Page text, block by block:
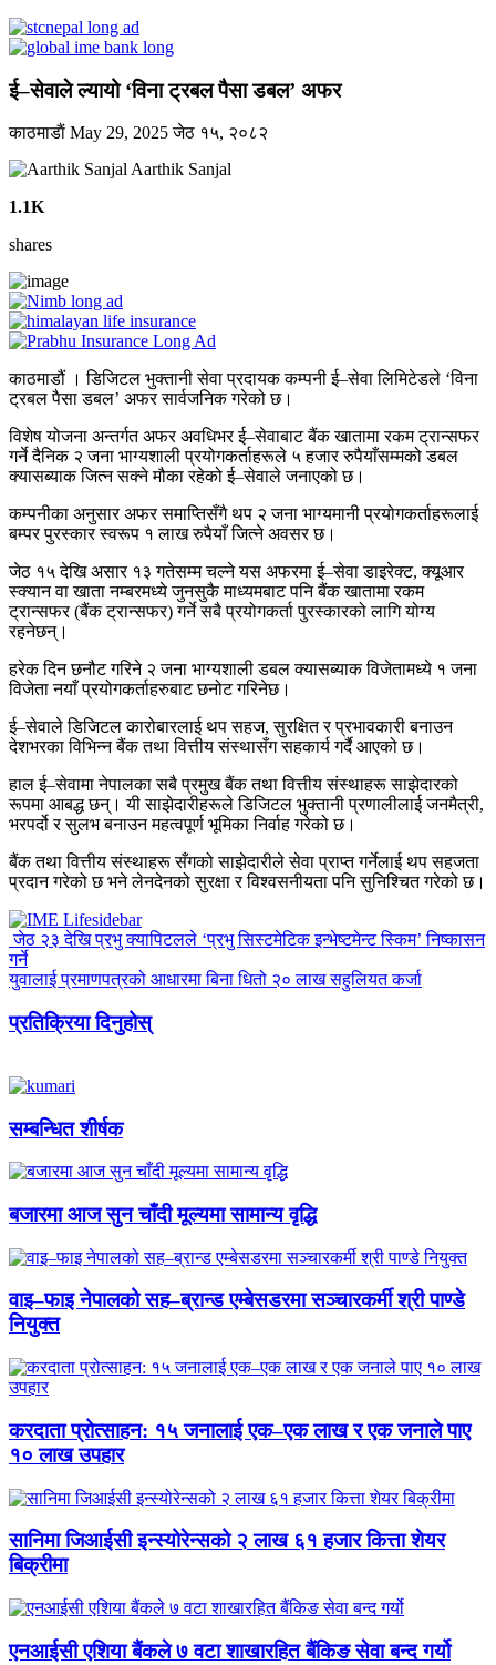
ई–सेवाले ल्यायो ‘विना ट्रबल पैसा डबल’ अफर
काठमाडाैं May 29, 2025जेठ १५, २०८२
Aarthik Sanjal
1.1K
shares
काठमाडौं । डिजिटल भुक्तानी सेवा प्रदायक कम्पनी ई–सेवा लिमिटेडले ‘विना
ट्रबल पैसा डबल’ अफर सार्वजनिक गरेको छ।
विशेष योजना अन्तर्गत अफर अवधिभर ई–सेवाबाट बैंक खातामा रकम ट्रान्सफर
गर्ने दैनिक २ जना भाग्यशाली प्रयोगकर्ताहरूले ५ हजार रुपैयाँसम्मको डबल
क्यासब्याक जित्न सक्ने मौका रहेको ई–सेवाले जनाएको छ।
कम्पनीका अनुसार अफर समाप्तिसँगै थप २ जना भाग्यमानी प्रयोगकर्ताहरूलाई
बम्पर पुरस्कार स्वरूप १ लाख रुपैयाँ जित्ने अवसर छ।
जेठ १५ देखि असार १३ गतेसम्म चल्ने यस अफरमा ई–सेवा डाइरेक्ट, क्यूआर
स्क्यान वा खाता नम्बरमध्ये जुनसुकै माध्यमबाट पनि बैंक खातामा रकम
ट्रान्सफर (बैंक ट्रान्सफर) गर्ने सबै प्रयोगकर्ता पुरस्कारको लागि योग्य
रहनेछन्।
हरेक दिन छनौट गरिने २ जना भाग्यशाली डबल क्यासब्याक विजेतामध्ये १ जना
विजेता नयाँ प्रयोगकर्ताहरुबाट छनोट गरिनेछ।
ई–सेवाले डिजिटल कारोबारलाई थप सहज, सुरक्षित र प्रभावकारी बनाउन
देशभरका विभिन्न बैंक तथा वित्तीय संस्थासँग सहकार्य गर्दै आएको छ।
हाल ई–सेवामा नेपालका सबै प्रमुख बैंक तथा वित्तीय संस्थाहरू साझेदारको
रूपमा आबद्ध छन्। यी साझेदारीहरूले डिजिटल भुक्तानी प्रणालीलाई जनमैत्री,
भरपर्दो र सुलभ बनाउन महत्वपूर्ण भूमिका निर्वाह गरेको छ।
बैंक तथा वित्तीय संस्थाहरू सँगको साझेदारीले सेवा प्राप्त गर्नेलाई थप सहजता
प्रदान गरेको छ भने लेनदेनको सुरक्षा र विश्वसनीयता पनि सुनिश्चित गरेको छ।
जेठ २३ देखि प्रभु क्यापिटलले ‘प्रभु सिस्टमेटिक इन्भेष्टमेन्ट स्किम’ निष्कासन
गर्ने
युवालाई प्रमाणपत्रको आधारमा बिना धितो २० लाख सहुलियत कर्जा
प्रतिक्रिया दिनुहोस्
सम्बन्धित शीर्षक
बजारमा आज सुन चाँदी मूल्यमा सामान्य वृद्धि
वाइ–फाइ नेपालको सह–ब्रान्ड एम्बेसडरमा सञ्चारकर्मी श्री पाण्डे
नियुक्त
करदाता प्रोत्साहन: १५ जनालाई एक–एक लाख र एक जनाले पाए
१० लाख उपहार
सानिमा जिआईसी इन्स्योरेन्सको २ लाख ६१ हजार कित्ता शेयर
बिक्रीमा
एनआईसी एशिया बैंकले ७ वटा शाखारहित बैंकिङ सेवा बन्द गर्यो